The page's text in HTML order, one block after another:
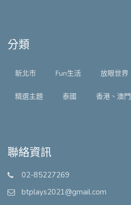
分類
新北市 Fun生活 放眼世界
精選主題 泰國 香港、澳門
聯絡資訊
02-85227269
btplays2021@gmail.com